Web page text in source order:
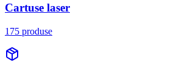
Cartuse laser
175 produse